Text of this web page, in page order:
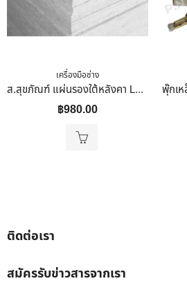
เครื่องมือช่าง
ส.สุขภัณฑ์ แผ่นรองใต้หลังคา LANNA OSB 10มิล (Subroof) 1220*2441
฿980.00
ติดต่อเรา
สมัครรับข่าวสารจากเรา